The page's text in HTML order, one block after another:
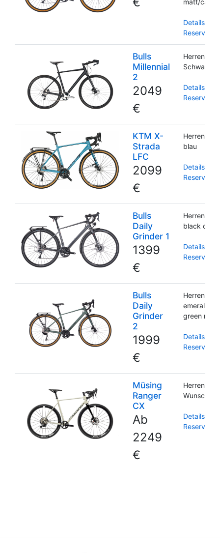
matt/
Details und
Bulls
Millennial
2
2049
€
Schwarz
Details und
KTM X-
Strada
LFC
2099
€
blau
Details und
Bulls
Daily
Grinder 1
1399
€
black
Details und
Bulls
Daily
Grinder
2
1999
€
emerald
green matt
Details und
Müsing
Ranger
CX
Ab
2249
€
Details und